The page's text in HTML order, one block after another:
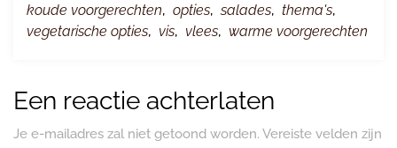
koude voorgerechten, opties, salades, thema's,
vegetarische opties, vis, vlees, warme voorgerechten
Een reactie achterlaten
Je e-mailadres zal niet getoond worden. Vereiste velden zijn